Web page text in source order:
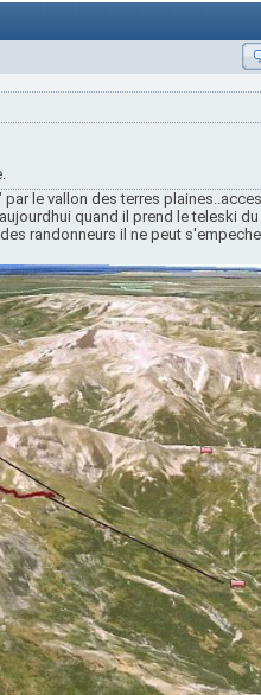
le vallon des terres
quand il prend le teleski du
randonneurs il ne peut